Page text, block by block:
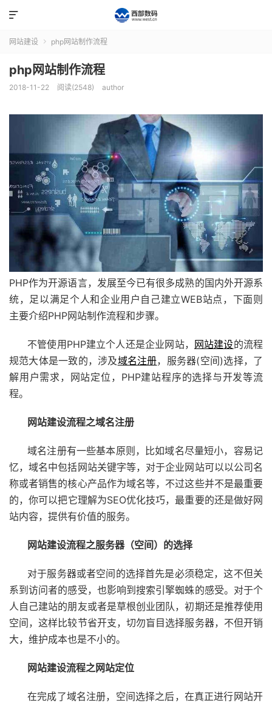

网站建设  php网站制作流程
php网站制作流程
2018-11-22 阅读(2548) author
PHP作为开源语言，发展至今已有很多成熟的国内外开源系
统，足以满足个人和企业用户自己建立WEB站点，下面则
主要介绍PHP网站制作流程和步骤。
不管使用PHP建立个人还是企业网站， 网站建设的流程
规范大体是一致的，涉及域名注册，服务器(空间)选择，了
解用户需求，网站定位，PHP建站程序的选择与开发等流
程。
网站建设流程之域名注册
域名注册有一些基本原则，比如域名尽量短小，容易记
忆，域名中包括网站关键字等，对于企业网站可以以公司名
称或者销售的核心产品作为域名等，不过这些并不是最重要
的，你可以把它理解为SEO优化技巧，最重要的还是做好网
站内容，提供有价值的服务。
网站建设流程之服务器（空间）的选择
对于服务器或者空间的选择首先是必须稳定，这不但关
系到访问者的感受，也影响到搜索引擎蜘蛛的感受。对于个
人自己建站的朋友或者是草根创业团队，初期还是推荐使用
空间，这样比较节省开支，切勿盲目选择服务器，不但开销
大，维护成本也是不小的。
网站建设流程之网站定位
在完成了域名注册，空间选择之后，在真正进行网站开